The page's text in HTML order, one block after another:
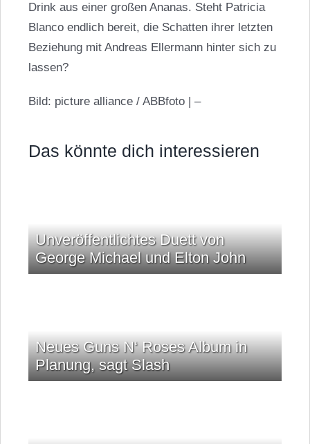
Drink aus einer großen Ananas. Steht Patricia
Blanco endlich bereit, die Schatten ihrer letzten
Beziehung mit Andreas Ellermannhinter sich zu
lassen?
Bild: picture alliance / ABBfoto | –
Das könnte dich interessieren
Unveröffentlichtes Duett von
George Michael und Elton John
Neues Guns N‘ Roses Album in
Planung, sagt Slash